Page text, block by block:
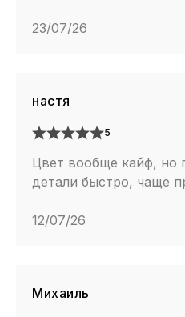
23/07/26
настя
5
Цвет вообще кайф, но
детали быстро, чаще
12/07/26
Михаиль